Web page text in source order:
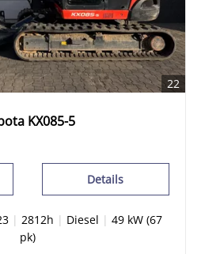
22
KX085-5
Details
| 2812h | Diesel | 49 kW (67
pk)